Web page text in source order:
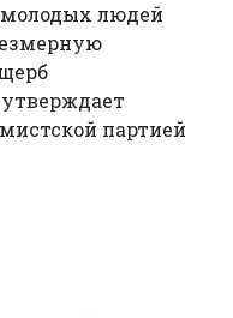
людей
партией